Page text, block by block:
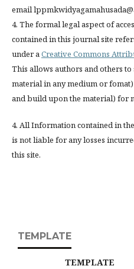
email
4. The formal legal aspect of
contained in this journal site
under aCreative Commons
This allows authors and others
material in any medium or
and build upon the material) for
4. All Information contained in
is not liable for any losses
this site.
TEMPLATE
TEMPLATE